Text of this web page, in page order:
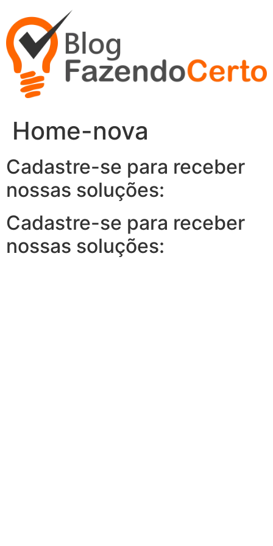
para
conteúdo
Home-nova
Cadastre-se para receber
nossas soluções:
Cadastre-se para receber
nossas soluções: